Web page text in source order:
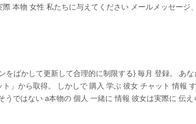
本物 女性 私たちに与えてください メールメッセージ
ばかして更新して合理的に制限する} 毎月 登録。 あな
」から取得。 しかしで 購入 学ぶ 彼女 チャット 情報
ではない a本物の 個人 一緒に 情報 彼女は実際に 伝え